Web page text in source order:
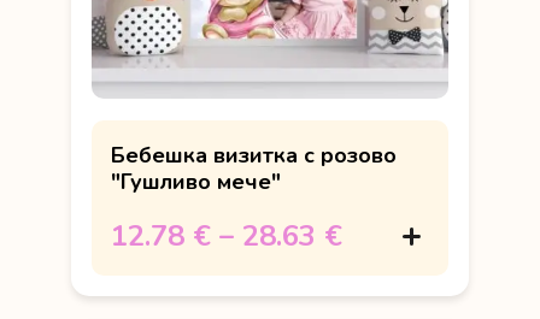
Бебешка визитка с розово
"Гушливо мече"
12.78 € – 28.63 €